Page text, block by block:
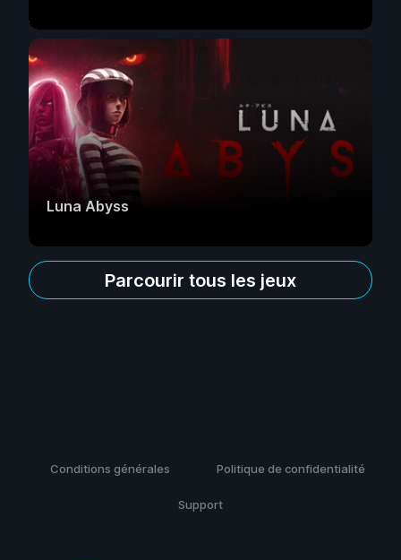
Luna Abyss
Parcourir tous les jeux
Conditions générales Politique de confidentialité
Support